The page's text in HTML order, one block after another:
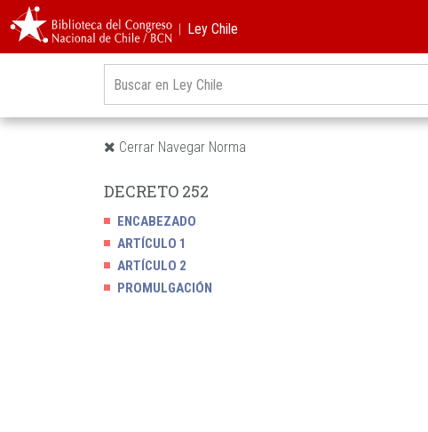
︱Ley Chile
Cerrar Navegar Norma
DECRETO 252
ENCABEZADO
ARTÍCULO 1
ARTÍCULO 2
PROMULGACIÓN